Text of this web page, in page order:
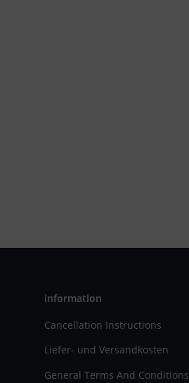
information
Cancellation Instructions
Liefer- und Versandkosten
General Terms And Conditions